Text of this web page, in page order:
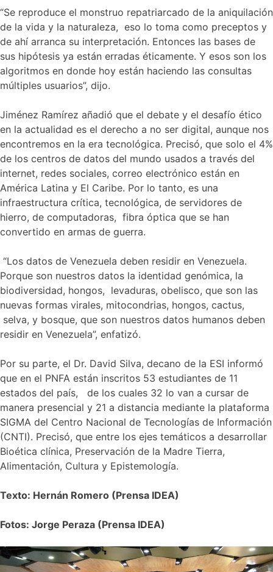
“Se reproduce el monstruo repatriarcado de la aniquilación
de la vida y la naturaleza, eso lo toma como preceptos y
de ahí arranca su interpretación. Entonces las bases de
sus hipótesis ya están erradas éticamente. Y esos son los
algoritmos en donde hoy están haciendo las consultas
múltiples usuarios”, dijo.
Jiménez Ramírez añadió que el debate y el desafío ético
en la actualidad es el derecho a no ser digital, aunque nos
encontremos en la era tecnológica. Precisó, que solo el 4%
de los centros de datos del mundo usados a través del
internet, redes sociales, correo electrónico están en
América Latina y El Caribe. Por lo tanto, es una
infraestructura crítica, tecnológica, de servidores de
hierro, de computadoras, fibra óptica que se han
convertido en armas de guerra.
“Los datos de Venezuela deben residir en Venezuela.
Porque son nuestros datos la identidad genómica, la
biodiversidad, hongos, levaduras, obelisco, que son las
nuevas formas virales, mitocondrias, hongos, cactus,
selva, y bosque, que son nuestros datos humanos deben
residir en Venezuela”, enfatizó.
Por su parte, el Dr. David Silva, decano de la ESI informó
que en el PNFA están inscritos 53 estudiantes de 11
estados del país, de los cuales 32 lo van a cursar de
manera presencial y 21 a distancia mediante la plataforma
SIGMA del Centro Nacional de Tecnologías de Información
(CNTI). Precisó, que entre los ejes temáticos a desarrollar
Bioética clínica, Preservación de la Madre Tierra,
Alimentación, Cultura y Epistemología.
Texto: Hernán Romero (Prensa IDEA)
Fotos: Jorge Peraza (Prensa IDEA)